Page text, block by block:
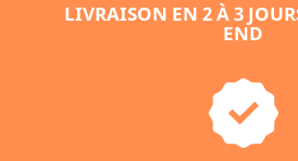
LIVRAISON EN 2 À 3
END